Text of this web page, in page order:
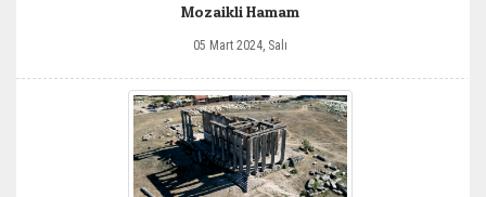
Mozaikli Hamam
05 Mart 2024, Salı